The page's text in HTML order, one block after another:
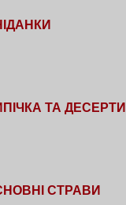
ТА ДЕСЕРТИ
СТРАВИ